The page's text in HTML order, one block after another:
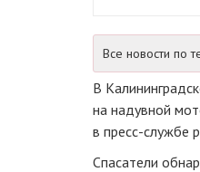
Все новости по
В
на надувной
в пресс-службе
Спасатели